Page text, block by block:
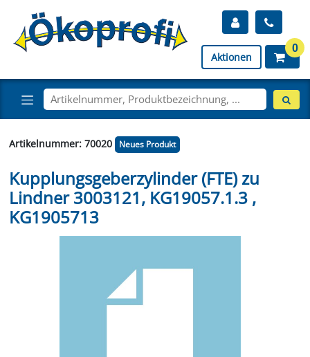
Aktionen
0
Artikelnummer: 70020 Neues Produkt
Kupplungsgeberzylinder (FTE) zu
Lindner 3003121, KG19057.1.3 ,
KG1905713